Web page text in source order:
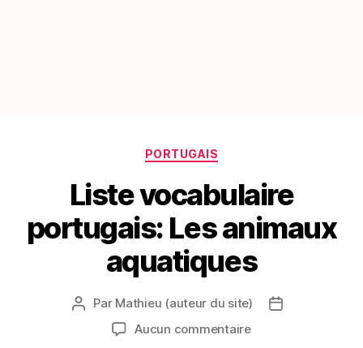
Catégories
PORTUGAIS
Liste vocabulaire
portugais: Les animaux
aquatiques
Auteur
l’article
Par Mathieu (auteur du site)
Date
Aucun commentairesur